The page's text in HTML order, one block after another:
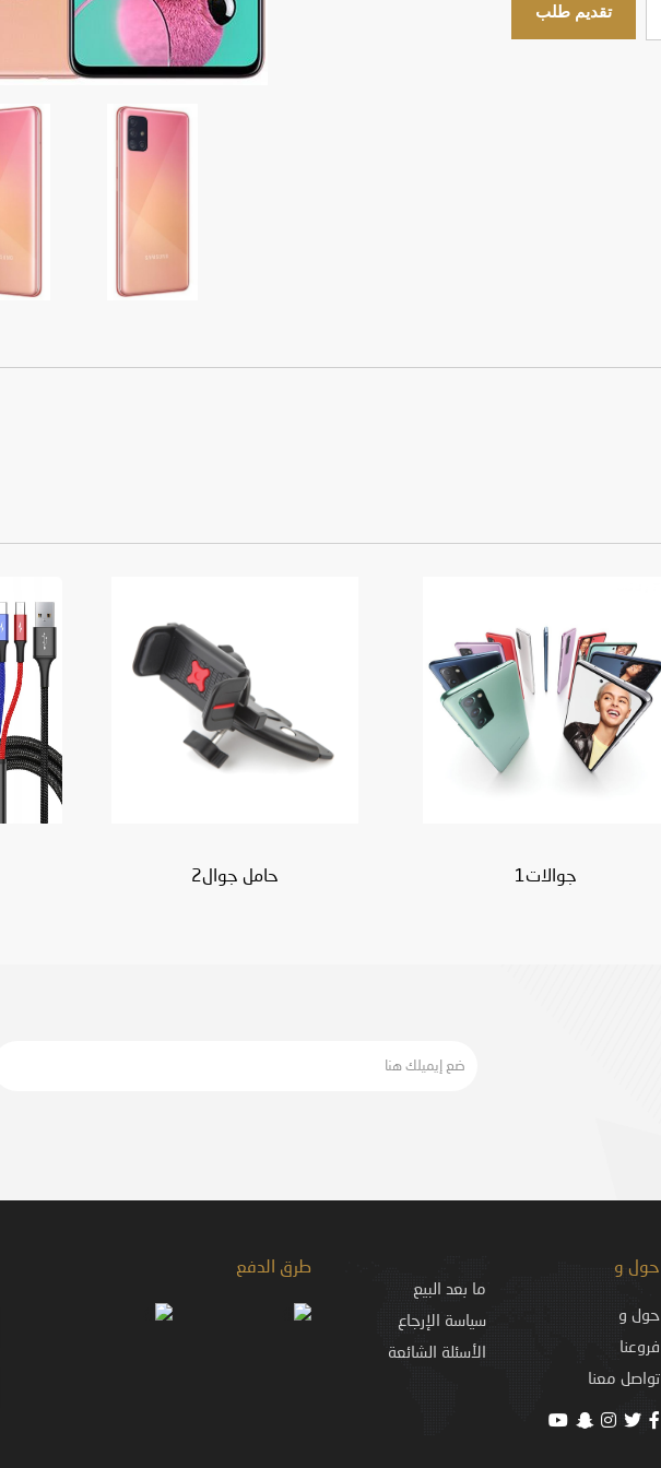
تقديم طلب
جوالات1 حامل جوال2
حول و
حول و
فروعنا
تواصل معنا
ما بعد البيع
سياسة الإرجاع
الأسئلة الشائعة
طرق الدفع